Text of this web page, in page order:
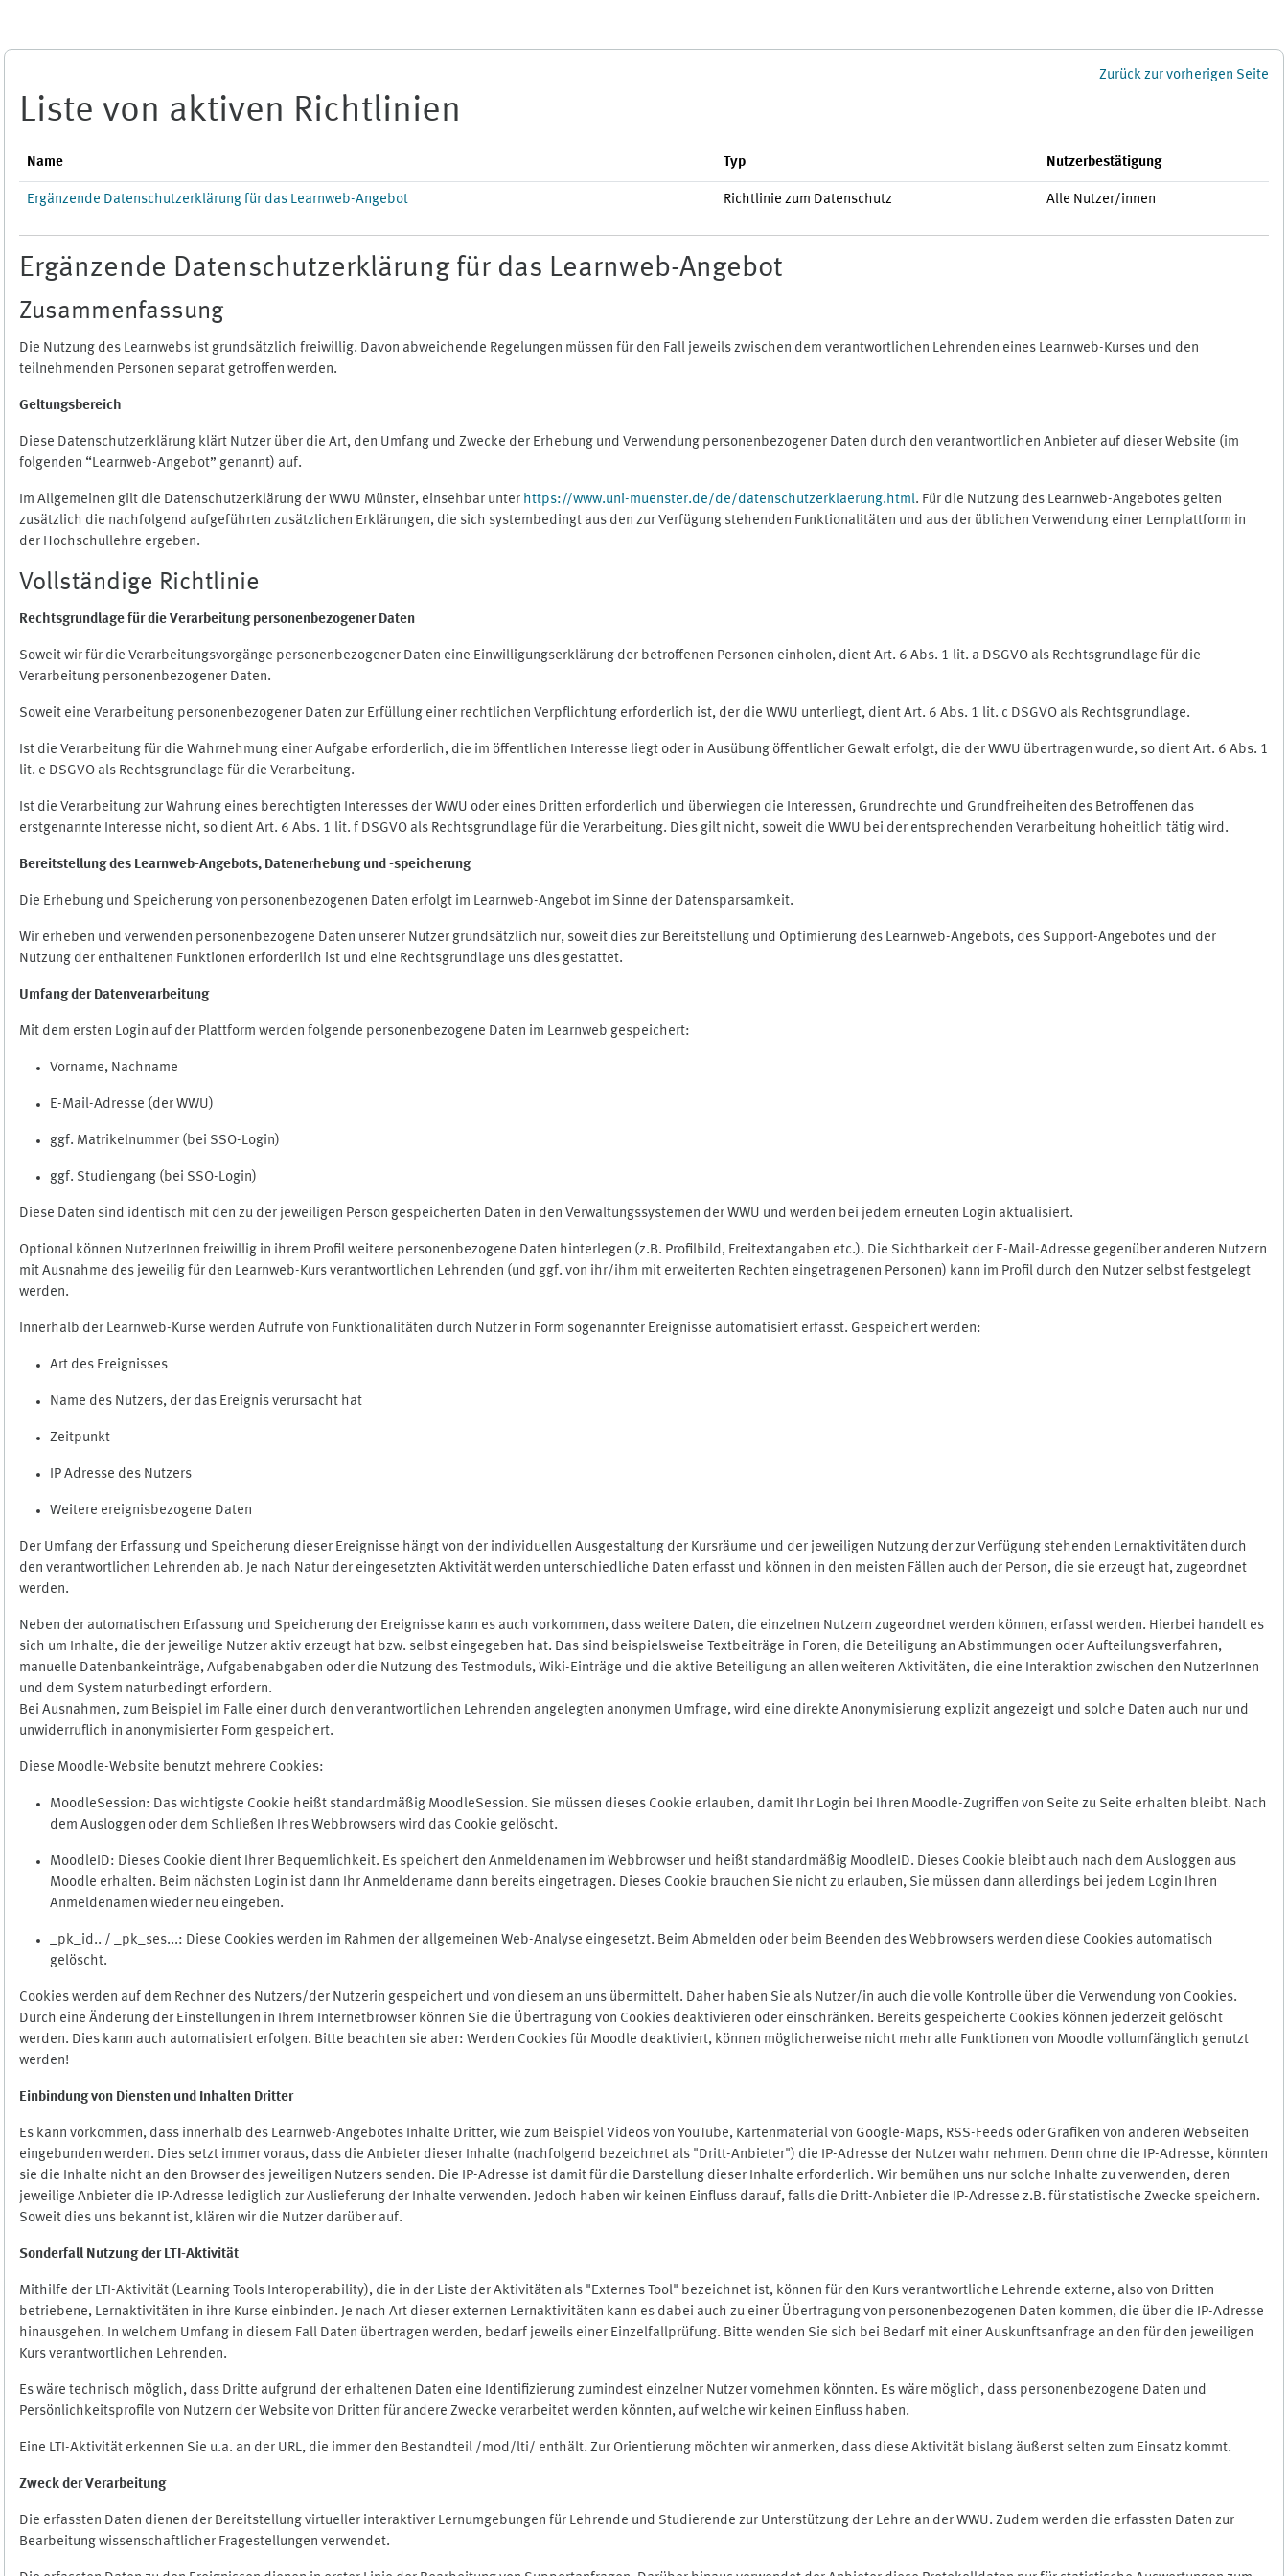
Zurück zur vorherigen Seite
Liste von aktiven Richtlinien
Name Typ Nutzerbestätigung
Ergänzende Datenschutzerklärung für das Learnweb-Angebot Richtlinie zum Datenschutz Alle Nutzer/innen
Ergänzende Datenschutzerklärung für das Learnweb-Angebot
Zusammenfassung
Die Nutzung des Learnwebs ist grundsätzlich freiwillig. Davon abweichende Regelungen müssen für den Fall jeweils zwischen dem verantwortlichen Lehrenden eines Learnweb-Kurses und den
teilnehmenden Personen separat getroffen werden.
Geltungsbereich
Diese Datenschutzerklärung klärt Nutzer über die Art, den Umfang und Zwecke der Erhebung und Verwendung personenbezogener Daten durch den verantwortlichen Anbieter auf dieser Website (im
folgenden “Learnweb-Angebot” genannt) auf.
Im Allgemeinen gilt die Datenschutzerklärung der WWU Münster, einsehbar unter https://www.uni-muenster.de/de/datenschutzerklaerung.html. Für die Nutzung des Learnweb-Angebotes gelten
zusätzlich die nachfolgend aufgeführten zusätzlichen Erklärungen, die sich systembedingt aus den zur Verfügung stehenden Funktionalitäten und aus der üblichen Verwendung einer Lernplattform in
der Hochschullehre ergeben.
Vollständige Richtlinie
Rechtsgrundlage für die Verarbeitung personenbezogener Daten
Soweit wir für die Verarbeitungsvorgänge personenbezogener Daten eine Einwilligungserklärung der betroffenen Personen einholen, dient Art. 6 Abs. 1 lit. a DSGVO als Rechtsgrundlage für die
Verarbeitung personenbezogener Daten.
Soweit eine Verarbeitung personenbezogener Daten zur Erfüllung einer rechtlichen Verpflichtung erforderlich ist, der die WWU unterliegt, dient Art. 6 Abs. 1 lit. c DSGVO als Rechtsgrundlage.
Ist die Verarbeitung für die Wahrnehmung einer Aufgabe erforderlich, die im öffentlichen Interesse liegt oder in Ausübung öffentlicher Gewalt erfolgt, die der WWU übertragen wurde, so dient Art. 6 Abs. 1
lit. e DSGVO als Rechtsgrundlage für die Verarbeitung.
Ist die Verarbeitung zur Wahrung eines berechtigten Interesses der WWU oder eines Dritten erforderlich und überwiegen die Interessen, Grundrechte und Grundfreiheiten des Betroffenen das
erstgenannte Interesse nicht, so dient Art. 6 Abs. 1 lit. f DSGVO als Rechtsgrundlage für die Verarbeitung. Dies gilt nicht, soweit die WWU bei der entsprechenden Verarbeitung hoheitlich tätig wird.
Bereitstellung des Learnweb-Angebots, Datenerhebung und -speicherung
Die Erhebung und Speicherung von personenbezogenen Daten erfolgt im Learnweb-Angebot im Sinne der Datensparsamkeit.
Wir erheben und verwenden personenbezogene Daten unserer Nutzer grundsätzlich nur, soweit dies zur Bereitstellung und Optimierung des Learnweb-Angebots, des Support-Angebotes und der
Nutzung der enthaltenen Funktionen erforderlich ist und eine Rechtsgrundlage uns dies gestattet.
Umfang der Datenverarbeitung
Mit dem ersten Login auf der Plattform werden folgende personenbezogene Daten im Learnweb gespeichert:
Vorname, Nachname
E-Mail-Adresse (der WWU)
ggf. Matrikelnummer (bei SSO-Login)
ggf. Studiengang (bei SSO-Login)
Diese Daten sind identisch mit den zu der jeweiligen Person gespeicherten Daten in den Verwaltungssystemen der WWU und werden bei jedem erneuten Login aktualisiert.
Optional können NutzerInnen freiwillig in ihrem Profil weitere personenbezogene Daten hinterlegen (z.B. Profilbild, Freitextangaben etc.). Die Sichtbarkeit der E-Mail-Adresse gegenüber anderen Nutzern
mit Ausnahme des jeweilig für den Learnweb-Kurs verantwortlichen Lehrenden (und ggf. von ihr/ihm mit erweiterten Rechten eingetragenen Personen) kann im Profil durch den Nutzer selbst festgelegt
werden.
Innerhalb der Learnweb-Kurse werden Aufrufe von Funktionalitäten durch Nutzer in Form sogenannter Ereignisse automatisiert erfasst. Gespeichert werden:
Art des Ereignisses
Name des Nutzers, der das Ereignis verursacht hat
Zeitpunkt
IP Adresse des Nutzers
Weitere ereignisbezogene Daten
Der Umfang der Erfassung und Speicherung dieser Ereignisse hängt von der individuellen Ausgestaltung der Kursräume und der jeweiligen Nutzung der zur Verfügung stehenden Lernaktivitäten durch
den verantwortlichen Lehrenden ab. Je nach Natur der eingesetzten Aktivität werden unterschiedliche Daten erfasst und können in den meisten Fällen auch der Person, die sie erzeugt hat, zugeordnet
werden.
Neben der automatischen Erfassung und Speicherung der Ereignisse kann es auch vorkommen, dass weitere Daten, die einzelnen Nutzern zugeordnet werden können, erfasst werden. Hierbei handelt es
sich um Inhalte, die der jeweilige Nutzer aktiv erzeugt hat bzw. selbst eingegeben hat. Das sind beispielsweise Textbeiträge in Foren, die Beteiligung an Abstimmungen oder Aufteilungsverfahren,
manuelle Datenbankeinträge, Aufgabenabgaben oder die Nutzung des Testmoduls, Wiki-Einträge und die aktive Beteiligung an allen weiteren Aktivitäten, die eine Interaktion zwischen den NutzerInnen
und dem System naturbedingt erfordern.
Bei Ausnahmen, zum Beispiel im Falle einer durch den verantwortlichen Lehrenden angelegten anonymen Umfrage, wird eine direkte Anonymisierung explizit angezeigt und solche Daten auch nur und
unwiderruflich in anonymisierter Form gespeichert.
Diese Moodle-Website benutzt mehrere Cookies:
MoodleSession: Das wichtigste Cookie heißt standardmäßig MoodleSession. Sie müssen dieses Cookie erlauben, damit Ihr Login bei Ihren Moodle-Zugriffen von Seite zu Seite erhalten bleibt. Nach
dem Ausloggen oder dem Schließen Ihres Webbrowsers wird das Cookie gelöscht.
MoodleID: Dieses Cookie dient Ihrer Bequemlichkeit. Es speichert den Anmeldenamen im Webbrowser und heißt standardmäßig MoodleID. Dieses Cookie bleibt auch nach dem Ausloggen aus
Moodle erhalten. Beim nächsten Login ist dann Ihr Anmeldename dann bereits eingetragen. Dieses Cookie brauchen Sie nicht zu erlauben, Sie müssen dann allerdings bei jedem Login Ihren
Anmeldenamen wieder neu eingeben.
_pk_id.. / _pk_ses...: Diese Cookies werden im Rahmen der allgemeinen Web-Analyse eingesetzt. Beim Abmelden oder beim Beenden des Webbrowsers werden diese Cookies automatisch
gelöscht.
Cookies werden auf dem Rechner des Nutzers/der Nutzerin gespeichert und von diesem an uns übermittelt. Daher haben Sie als Nutzer/in auch die volle Kontrolle über die Verwendung von Cookies.
Durch eine Änderung der Einstellungen in Ihrem Internetbrowser können Sie die Übertragung von Cookies deaktivieren oder einschränken. Bereits gespeicherte Cookies können jederzeit gelöscht
werden. Dies kann auch automatisiert erfolgen. Bitte beachten sie aber: Werden Cookies für Moodle deaktiviert, können möglicherweise nicht mehr alle Funktionen von Moodle vollumfänglich genutzt
werden!
Einbindung von Diensten und Inhalten Dritter
Es kann vorkommen, dass innerhalb des Learnweb-Angebotes Inhalte Dritter, wie zum Beispiel Videos von YouTube, Kartenmaterial von Google-Maps, RSS-Feeds oder Grafiken von anderen Webseiten
eingebunden werden. Dies setzt immer voraus, dass die Anbieter dieser Inhalte (nachfolgend bezeichnet als "Dritt-Anbieter") die IP-Adresse der Nutzer wahr nehmen. Denn ohne die IP-Adresse, könnten
sie die Inhalte nicht an den Browser des jeweiligen Nutzers senden. Die IP-Adresse ist damit für die Darstellung dieser Inhalte erforderlich. Wir bemühen uns nur solche Inhalte zu verwenden, deren
jeweilige Anbieter die IP-Adresse lediglich zur Auslieferung der Inhalte verwenden. Jedoch haben wir keinen Einfluss darauf, falls die Dritt-Anbieter die IP-Adresse z.B. für statistische Zwecke speichern.
Soweit dies uns bekannt ist, klären wir die Nutzer darüber auf.
Sonderfall Nutzung der LTI-Aktivität
Mithilfe der LTI-Aktivität (Learning Tools Interoperability), die in der Liste der Aktivitäten als "Externes Tool" bezeichnet ist, können für den Kurs verantwortliche Lehrende externe, also von Dritten
betriebene, Lernaktivitäten in ihre Kurse einbinden. Je nach Art dieser externen Lernaktivitäten kann es dabei auch zu einer Übertragung von personenbezogenen Daten kommen, die über die IP-Adresse
hinausgehen. In welchem Umfang in diesem Fall Daten übertragen werden, bedarf jeweils einer Einzelfallprüfung. Bitte wenden Sie sich bei Bedarf mit einer Auskunftsanfrage an den für den jeweiligen
Kurs verantwortlichen Lehrenden.
Es wäre technisch möglich, dass Dritte aufgrund der erhaltenen Daten eine Identifizierung zumindest einzelner Nutzer vornehmen könnten. Es wäre möglich, dass personenbezogene Daten und
Persönlichkeitsprofile von Nutzern der Website von Dritten für andere Zwecke verarbeitet werden könnten, auf welche wir keinen Einfluss haben.
Eine LTI-Aktivität erkennen Sie u.a. an der URL, die immer den Bestandteil /mod/lti/ enthält. Zur Orientierung möchten wir anmerken, dass diese Aktivität bislang äußerst selten zum Einsatz kommt.
Zweck der Verarbeitung
Die erfassten Daten dienen der Bereitstellung virtueller interaktiver Lernumgebungen für Lehrende und Studierende zur Unterstützung der Lehre an der WWU. Zudem werden die erfassten Daten zur
Bearbeitung wissenschaftlicher Fragestellungen verwendet.